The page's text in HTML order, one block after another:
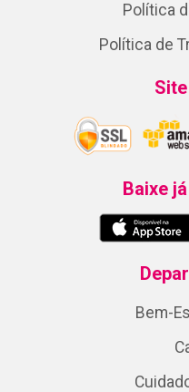
Política
Política de
Baixe
Bem-